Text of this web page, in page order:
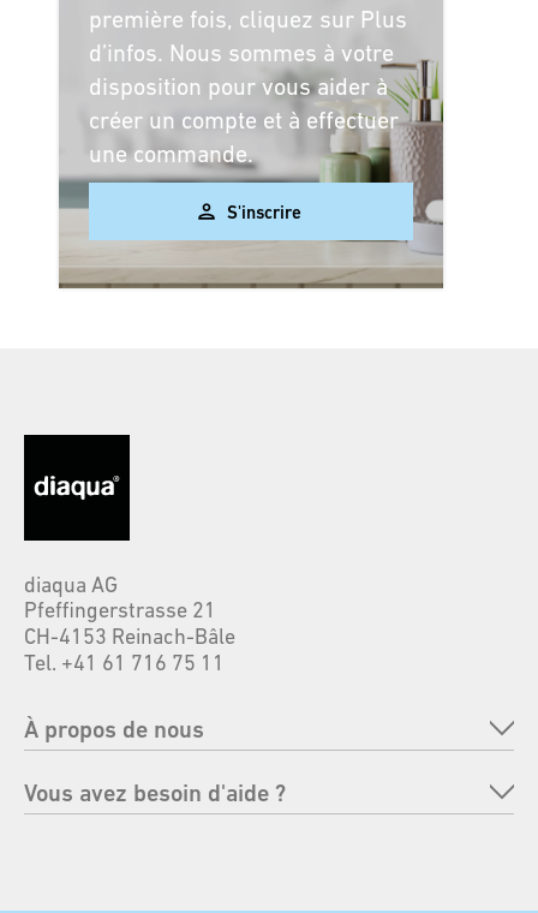
première fois, cliquez sur Plus
d’infos. Nous sommes à votre
disposition pour vous aider à
créer un compte et à effectuer
une commande.
Client (particulier)
Als Privatkunde
Prénom*
S'inscrire
diaqua AG
Pfeffingerstrasse 21
CH-4153 Reinach-Bâle
Tel. +41 61 716 75 11
À propos de nous
Entreprise
Vous avez besoin d'aide ?